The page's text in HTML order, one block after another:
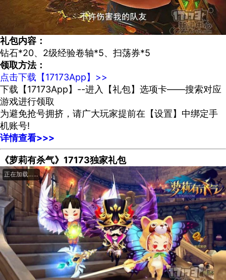
礼包内容：
钻石*20、2级经验卷轴*5、扫荡券*5
领取方法：
点击下载【17173App】>>
下载【17173App】--进入【礼包】选项卡——搜索对应
游戏进行领取
为避免抢号拥挤，请广大玩家提前在【设置】中绑定手
机账号!
详情查看>>>
《萝莉有杀气》17173独家礼包
正在加载……